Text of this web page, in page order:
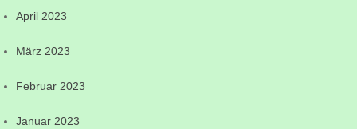
April 2023
März 2023
Februar 2023
Januar 2023